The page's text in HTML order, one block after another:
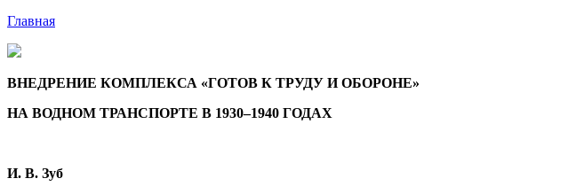
Главная
ВНЕДРЕНИЕ КОМПЛЕКСА «ГОТОВ К ТРУДУ И ОБОРОНЕ»
НА ВОДНОМ ТРАНСПОРТЕ В 1930–1940 ГОДАХ
И. В. Зуб